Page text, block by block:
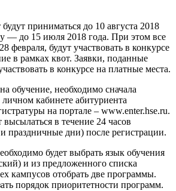
приниматься до 10 августа 2018
— до 15 июля 2018 года. При этом все
февраля, будут участвовать в конкурсе
в рамках квот. Заявки, поданные
в конкурсе на платные места.
обучение, необходимо сначала
личном кабинете абитуриента
на портале – www.enter.hse.ru.
в течение 24 часов
праздничные дни) после регистрации.
будет выбрать язык обучения
и из предложенного списка
кампусов отобрать две программы.
порядок приоритетности программ.